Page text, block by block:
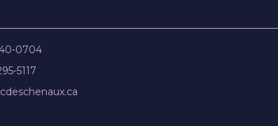
0704
5117